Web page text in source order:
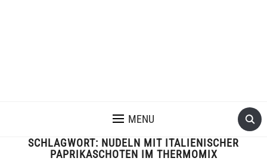
MENU
SCHLAGWORT: NUDELN MIT ITALIENISCHER
PAPRIKASCHOTEN IM THERMOMIX